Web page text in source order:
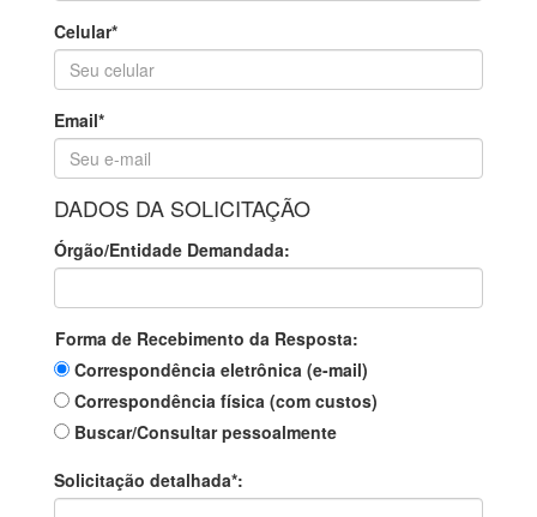
Celular*
Email*
DADOS DA SOLICITAÇÃO
Órgão/Entidade Demandada:
Forma de Recebimento da Resposta:
Correspondência eletrônica (e-mail)
Correspondência física (com custos)
Buscar/Consultar pessoalmente
Solicitação detalhada*: